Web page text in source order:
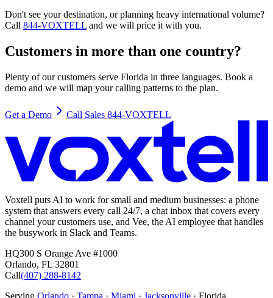
Don't see your destination, or planning heavy international volume?
Call 844-VOXTELL and we will price it with you.
Customers in more than one country?
Plenty of our customers serve Florida in three languages. Book a
demo and we will map your calling patterns to the plan.
Get a Demo Call Sales 844-VOXTELL
Voxtell puts AI to work for small and medium businesses: a phone
system that answers every call 24/7, a chat inbox that covers every
channel your customers use, and Vee, the AI employee that handles
the busywork in Slack and Teams.
HQ300 S Orange Ave #1000
Orlando, FL 32801
Call(407) 288-8142